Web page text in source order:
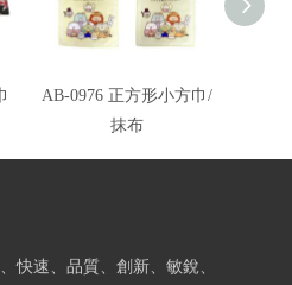
AB-0976 正方形小方巾/
抹布
快速、品質、創新、敏銳、